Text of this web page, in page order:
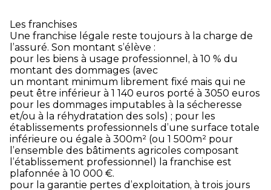
Les franchises
Une franchise légale reste toujours à la charge de
l’assuré. Son montant s’élève :
pour les biens à usage professionnel, à 10 % du
montant des dommages (avec
un montant minimum librement fixé mais qui ne
peut être inférieur à 1 140 euros porté à 3050 euros
pour les dommages imputables à la sécheresse
et/ou à la réhydratation des sols) ; pour les
établissements professionnels d’une surface totale
inférieure ou égale à 300m² (ou 1 500m² pour
l’ensemble des bâtiments agricoles composant
l’établissement professionnel) la franchise est
plafonnée à 10 000 €.
pour la garantie pertes d’exploitation, à trois jours